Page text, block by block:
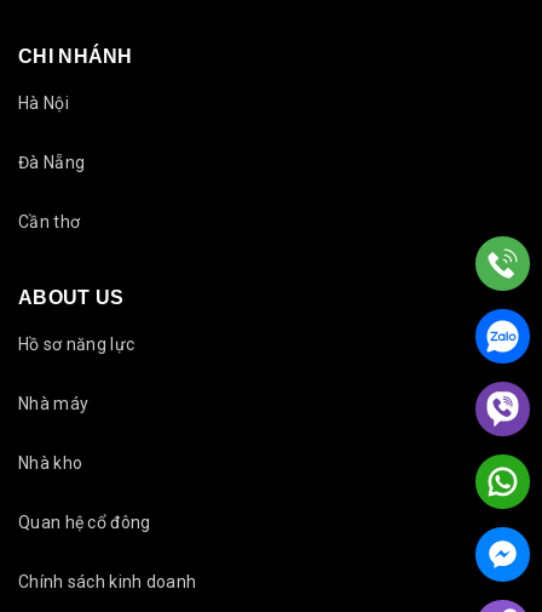
CHI NHÁNH
Hà Nội
Đà Nẵng
Cần thơ
ABOUT US
Hồ sơ năng lực
Nhà máy
Nhà kho
Quan hệ cổ đông
Chính sách kinh doanh